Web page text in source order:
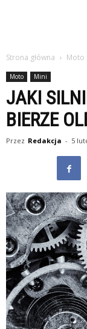
Strona główna Moto
Moto Mini
JAKI
BIERZE
Przez Redakcja - 5